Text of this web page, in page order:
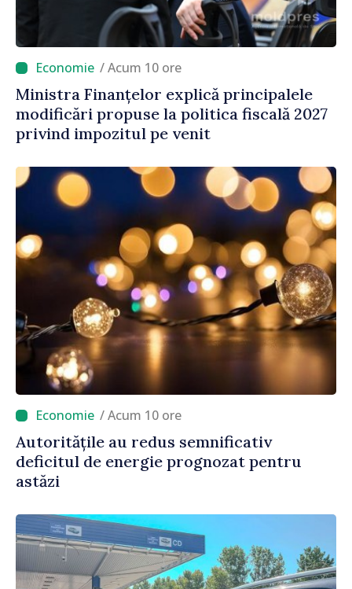
/ Acum 10 ore
Ministra Finanțelor explică principalele
modificări propuse la politica fiscală 2027
privind impozitul pe venit
/ Acum 10 ore
Autoritățile au redus semnificativ
deficitul de energie prognozat pentru
astăzi